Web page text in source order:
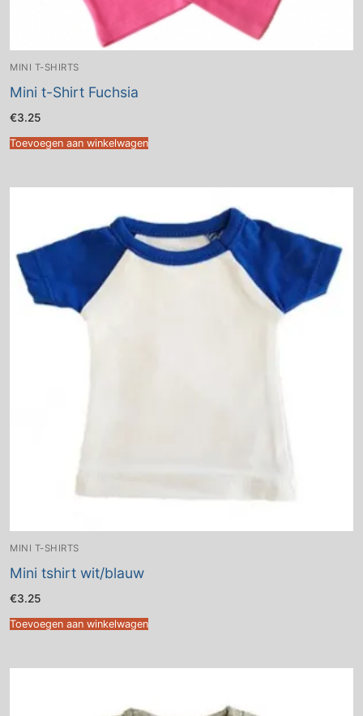
MINI T-SHIRTS
Mini t-Shirt Fuchsia
€3.25
Toevoegen aan winkelwagen
MINI T-SHIRTS
Mini tshirt wit/blauw
€3.25
Toevoegen aan winkelwagen